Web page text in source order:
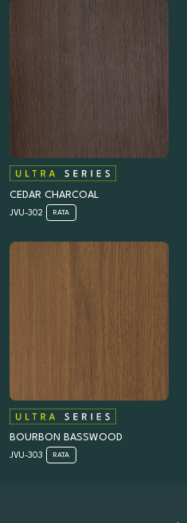
CEDAR CHARCOAL
JVU-302 RATA
BOURBON BASSWOOD
JVU-303 RATA